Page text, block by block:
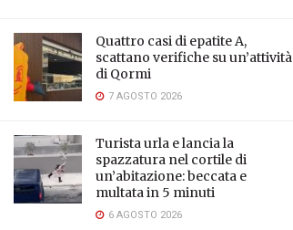
Quattro casi di epatite A,
scattano verifiche su un’attività
di Qormi
7 AGOSTO 2026
Turista urla e lancia la
spazzatura nel cortile di
un’abitazione: beccata e
multata in 5 minuti
6 AGOSTO 2026